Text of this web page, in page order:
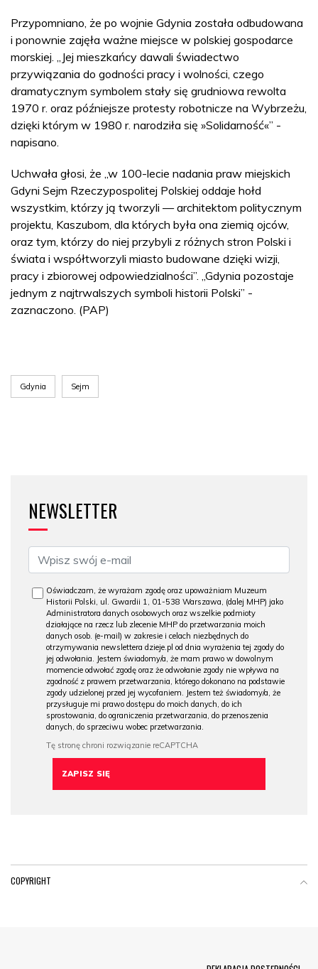
Przypomniano, że po wojnie Gdynia została odbudowana
i ponownie zajęła ważne miejsce w polskiej gospodarce
morskiej. „Jej mieszkańcy dawali świadectwo
przywiązania do godności pracy i wolności, czego
dramatycznym symbolem stały się grudniowa rewolta
1970 r. oraz późniejsze protesty robotnicze na Wybrzeżu,
dzięki którym w 1980 r. narodziła się »Solidarność«” -
napisano.
Uchwała głosi, że „w 100-lecie nadania praw miejskich
Gdyni Sejm Rzeczypospolitej Polskiej oddaje hołd
wszystkim, którzy ją tworzyli — architektom politycznym
projektu, Kaszubom, dla których była ona ziemią ojców,
oraz tym, którzy do niej przybyli z różnych stron Polski i
świata i współtworzyli miasto budowane dzięki wizji,
pracy i zbiorowej odpowiedzialności”. „Gdynia pozostaje
jednym z najtrwalszych symboli historii Polski” -
zaznaczono. (PAP)
Gdynia Sejm
NEWSLETTER
Oświadczam, że wyrażam zgodę oraz upoważniam Muzeum
Historii Polski, ul. Gwardii 1, 01-538 Warszawa, (dalej MHP) jako
Administratora danych osobowych oraz wszelkie podmioty
działające na rzecz lub zlecenie MHP do przetwarzania moich
danych osob. (e-mail) w zakresie i celach niezbędnych do
otrzymywania newslettera dzieje.pl od dnia wyrażenia tej zgody do
jej odwołania. Jestem świadomy/a, że mam prawo w dowolnym
momencie odwołać zgodę oraz że odwołanie zgody nie wpływa na
zgodność z prawem przetwarzania, którego dokonano na podstawie
zgody udzielonej przed jej wycofaniem. Jestem też świadomy/a, że
przysługuje mi prawo dostępu do moich danych, do ich
sprostowania, do ograniczenia przetwarzania, do przenoszenia
danych, do sprzeciwu wobec przetwarzania.
COPYRIGHT